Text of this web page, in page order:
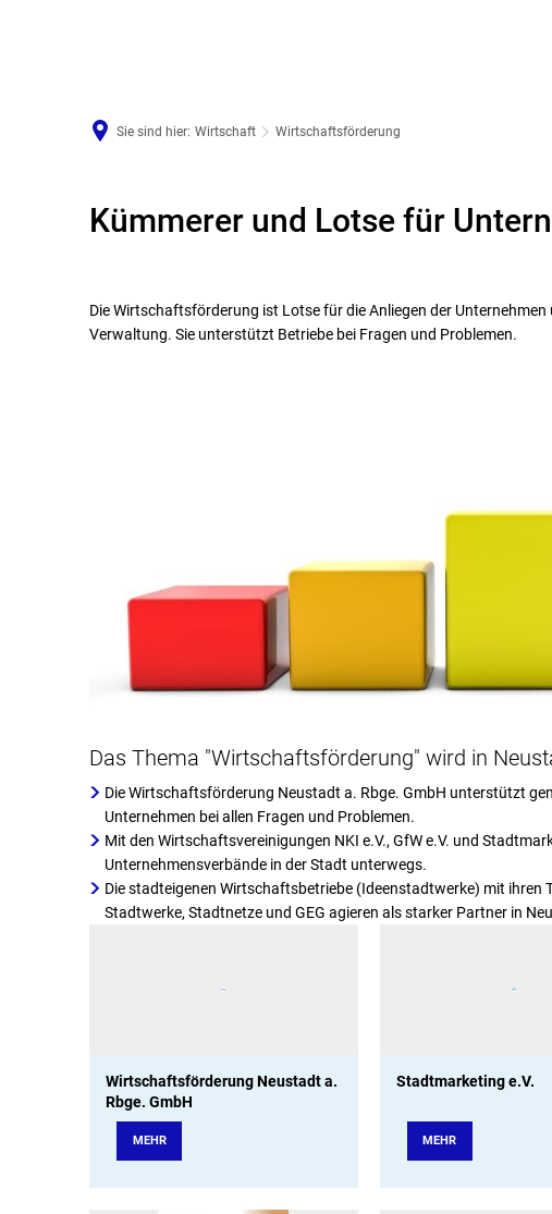
Sie sind hier: Wirtschaft Wirtschaftsförderung
Kümmerer und Lotse für
Die Wirtschaftsförderung ist Lotse für die Anliegen der
Verwaltung. Sie unterstützt Betriebe bei Fragen und Problemen.
Das Thema "Wirtschaftsförderung" wird in
Die Wirtschaftsförderung Neustadt a. Rbge. GmbH unterstützt
Unternehmen bei allen Fragen und Problemen.
Mit den Wirtschaftsvereinigungen NKI e.V., GfW e.V. und
Unternehmensverbände in der Stadt unterwegs.
Die stadteigenen Wirtschaftsbetriebe (Ideenstadtwerke) mit ihren
Stadtwerke, Stadtnetze und GEG agieren als starker Partner in
Wirtschaftsförderung Neustadt a.
Rbge. GmbH
MEHR
Stadtmarketing e.V.
MEHR